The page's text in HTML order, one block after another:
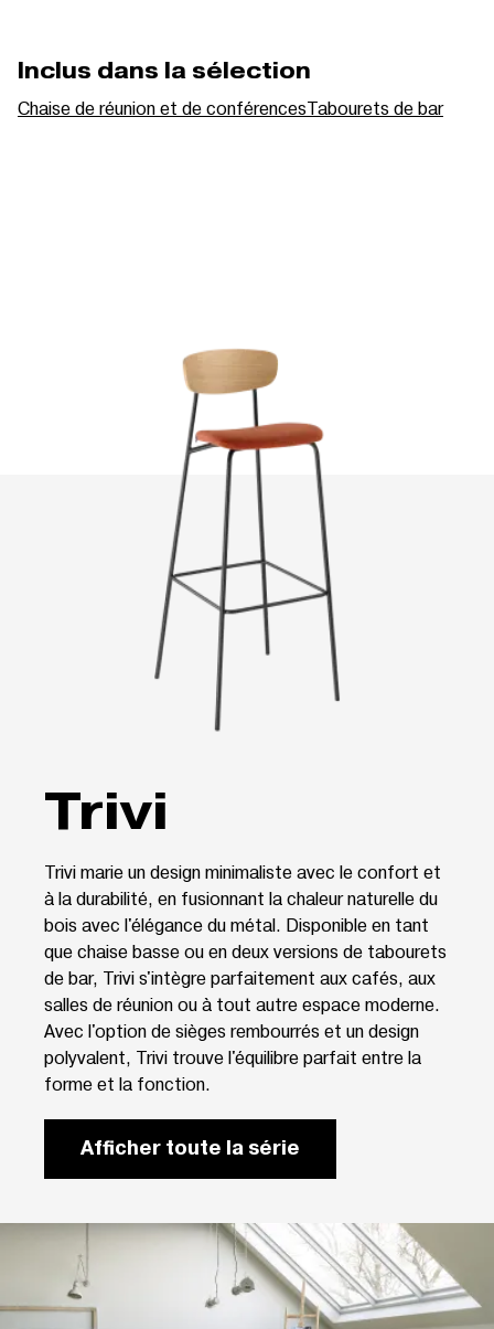
Inclus dans la sélection
Chaise de réunion et de conférencesTabourets de bar
Trivi
Trivi marie un design minimaliste avec le confort et
à la durabilité, en fusionnant la chaleur naturelle du
bois avec l'élégance du métal. Disponible en tant
que chaise basse ou en deux versions de tabourets
de bar, Trivi s'intègre parfaitement aux cafés, aux
salles de réunion ou à tout autre espace moderne.
Avec l'option de sièges rembourrés et un design
polyvalent, Trivi trouve l'équilibre parfait entre la
forme et la fonction.
Afficher toute la série